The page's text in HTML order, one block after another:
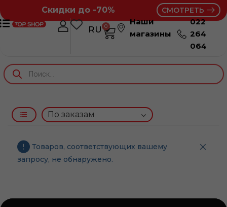
Скидки до -70% СМОТРЕТЬ
RU
RO
0
Наши
магазины
022
264
064
Товаров, соответствующих вашему
запросу, не обнаружено.